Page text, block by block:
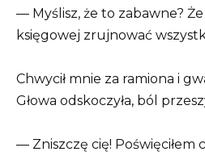
— Myślisz, że to zabawne?
księgowej zrujnować
Chwycił mnie za ramiona i
Głowa odskoczyła, ból
— Zniszczę cię! Poświęciłem